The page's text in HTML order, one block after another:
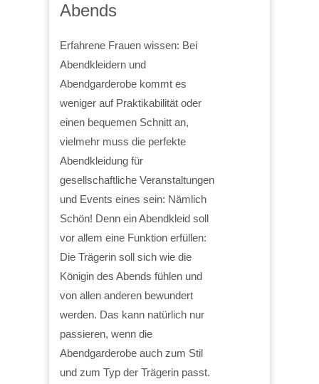
Abends
Erfahrene Frauen wissen: Bei
Abendkleidern und
Abendgarderobe kommt es
weniger auf Praktikabilität oder
einen bequemen Schnitt an,
vielmehr muss die perfekte
Abendkleidung für
gesellschaftliche Veranstaltungen
und Events eines sein: Nämlich
Schön! Denn ein Abendkleid soll
vor allem eine Funktion erfüllen:
Die Trägerin soll sich wie die
Königin des Abends fühlen und
von allen anderen bewundert
werden. Das kann natürlich nur
passieren, wenn die
Abendgarderobe auch zum Stil
und zum Typ der Trägerin passt.